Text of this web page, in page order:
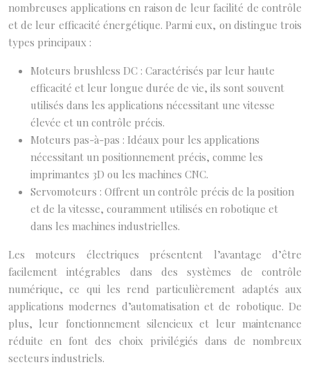
nombreuses applications en raison de leur facilité de contrôle
et de leur efficacité énergétique. Parmi eux, on distingue trois
types principaux :
Moteurs brushless DC : Caractérisés par leur haute
efficacité et leur longue durée de vie, ils sont souvent
utilisés dans les applications nécessitant une vitesse
élevée et un contrôle précis.
Moteurs pas-à-pas : Idéaux pour les applications
nécessitant un positionnement précis, comme les
imprimantes 3D ou les machines CNC.
Servomoteurs : Offrent un contrôle précis de la position
et de la vitesse, couramment utilisés en robotique et
dans les machines industrielles.
Les moteurs électriques présentent l’avantage d’être
facilement intégrables dans des systèmes de contrôle
numérique, ce qui les rend particulièrement adaptés aux
applications modernes d’automatisation et de robotique. De
plus, leur fonctionnement silencieux et leur maintenance
réduite en font des choix privilégiés dans de nombreux
secteurs industriels.